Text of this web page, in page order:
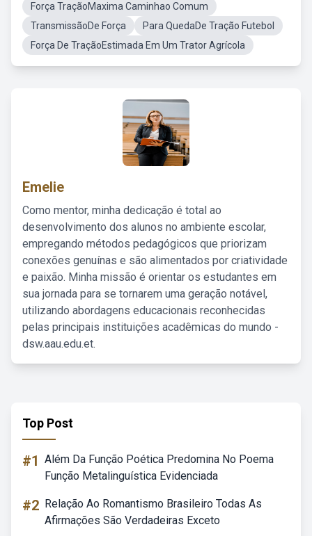
Força TraçãoMaxima Caminhao Comum
TransmissãoDe Força
Para QuedaDe Tração Futebol
Força De TraçãoEstimada Em Um Trator Agrícola
Emelie
Como mentor, minha dedicação é total ao
desenvolvimento dos alunos no ambiente escolar,
empregando métodos pedagógicos que priorizam
conexões genuínas e são alimentados por criatividade
e paixão. Minha missão é orientar os estudantes em
sua jornada para se tornarem uma geração notável,
utilizando abordagens educacionais reconhecidas
pelas principais instituições acadêmicas do mundo -
dsw.aau.edu.et.
Top Post
#1 Além Da Função Poética Predomina No Poema
Função Metalinguística Evidenciada
#2 Relação Ao Romantismo Brasileiro Todas As
Afirmações São Verdadeiras Exceto